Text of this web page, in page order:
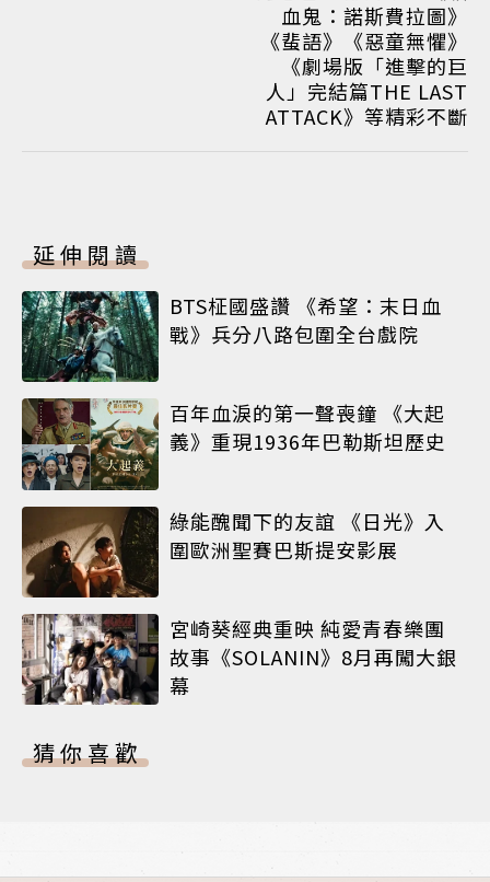
血鬼：諾斯費拉圖》
《蜚語》《惡童無懼》
《劇場版「進擊的巨
人」完結篇THE LAST
ATTACK》等精彩不斷
延伸閱讀
BTS柾國盛讚 《希望：末日血
戰》兵分八路包圍全台戲院
百年血淚的第一聲喪鐘 《大起
義》重現1936年巴勒斯坦歷史
綠能醜聞下的友誼 《日光》入
圍歐洲聖賽巴斯提安影展
宮崎葵經典重映 純愛青春樂團
故事《SOLANIN》8月再闖大銀
幕
猜你喜歡